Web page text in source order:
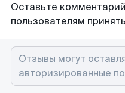
Оставьте
пользователям